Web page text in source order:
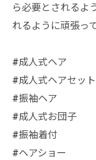
ら必要とされるよ
れるように頑張っ
#成人式ヘア
#成人式ヘアセット
#振袖ヘア
#成人式お団子
#振袖着付
#ヘアショー